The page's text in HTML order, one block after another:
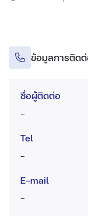
ข้อมูลการติด
ชื่อผู้ติดต่อ
-
Tel
-
E-mail
-